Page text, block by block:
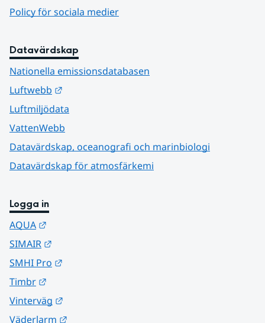
Policy för sociala medier
Datavärdskap
Nationella emissionsdatabasen
Luftwebb
Luftmiljödata
VattenWebb
Datavärdskap, oceanografi och marinbiologi
Datavärdskap för atmosfärkemi
Logga in
AQUA
SIMAIR
SMHI Pro
Timbr
Vinterväg
Väderlarm